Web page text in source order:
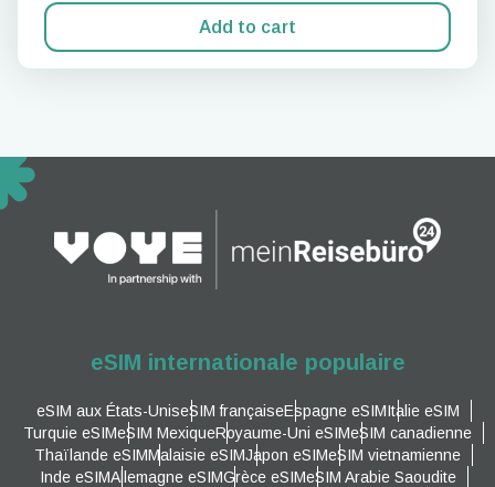
Add to cart
eSIM internationale populaire
eSIM aux États-UniseSIM françaiseEspagne eSIMItalie eSIM
Turquie eSIMeSIM MexiqueRoyaume-Uni eSIMeSIM canadienne
Thaïlande eSIMMalaisie eSIMJapon eSIMeSIM vietnamienne
Inde eSIMAllemagne eSIMGrèce eSIMeSIM Arabie Saoudite